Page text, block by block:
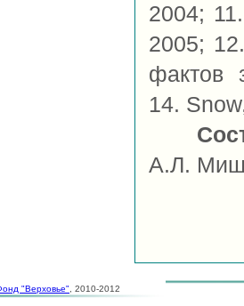
2004;
2005;
фактов
14.
А.Л.
"Верховье" , 2010-2012